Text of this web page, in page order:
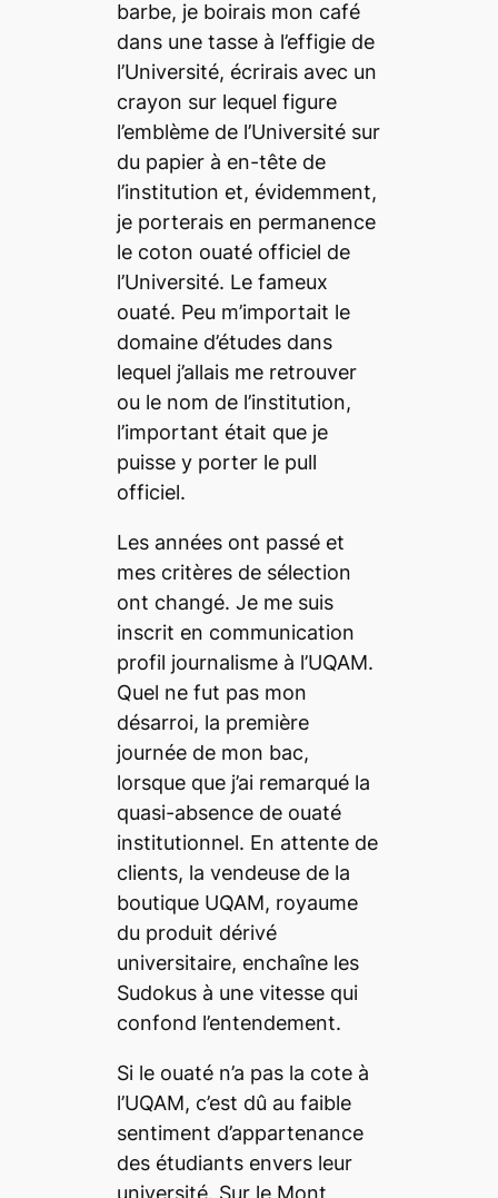
barbe, je boirais mon café
dans une tasse à l’effigie de
l’Université, écrirais avec un
crayon sur lequel figure
l’emblème de l’Université sur
du papier à en-tête de
l’institution et, évidemment,
je porterais en permanence
le coton ouaté officiel de
l’Université. Le fameux
ouaté. Peu m’importait le
domaine d’études dans
lequel j’allais me retrouver
ou le nom de l’institution,
l’important était que je
puisse y porter le pull
officiel.
Les années ont passé et
mes critères de sélection
ont changé. Je me suis
inscrit en communication
profil journalisme à l’UQAM.
Quel ne fut pas mon
désarroi, la première
journée de mon bac,
lorsque que j’ai remarqué la
quasi-absence de ouaté
institutionnel. En attente de
clients, la vendeuse de la
boutique UQAM, royaume
du produit dérivé
universitaire, enchaîne les
Sudokus à une vitesse qui
confond l’entendement.
Si le ouaté n’a pas la cote à
l’UQAM, c’est dû au faible
sentiment d’appartenance
des étudiants envers leur